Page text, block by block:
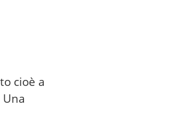
cioè a